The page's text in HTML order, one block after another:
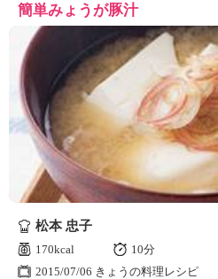
簡単みょうが豚汁
松本 忠子
170kcal
10分
2015/07/06 きょうの料理レシピ